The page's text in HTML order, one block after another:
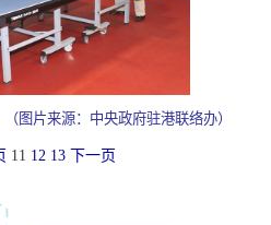
图片来源：中央政府驻港联络办）
11 12 13 下一页